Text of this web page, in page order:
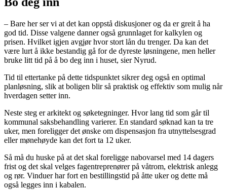
– Bare her ser vi at det kan oppstå diskusjoner og da er greit å ha
god tid. Disse valgene danner også grunnlaget for kalkylen og
prisen. Hvilket igjen avgjør hvor stort lån du trenger. Da kan det
være lurt å ikke bestandig gå for de dyreste løsningene, men heller
bruke litt tid på å bo deg inn i huset, sier Nyrud.
Tid til ettertanke på dette tidspunktet sikrer deg også en optimal
planløsning, slik at boligen blir så praktisk og effektiv som mulig når
hverdagen setter inn.
Neste steg er arkitekt og søketegninger. Hvor lang tid som går til
kommunal saksbehandling varierer. En standard søknad kan ta tre
uker, men foreligger det ønske om dispensasjon fra utnyttelsesgrad
eller mønehøyde kan det fort ta 12 uker.
Så må du huske på at det skal foreligge nabovarsel med 14 dagers
frist og det skal velges fagentreprenører på våtrom, elektrisk anlegg
og rør. Vinduer har fort en bestillingstid på åtte uker og dette må
også legges inn i kabalen.